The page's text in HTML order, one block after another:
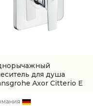
для душа
Axor Citterio E